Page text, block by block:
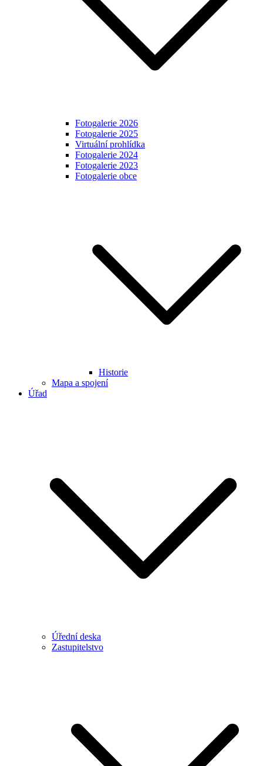
Fotogalerie 2026
Fotogalerie 2025
Virtuální prohlídka
Fotogalerie 2024
Fotogalerie 2023
Fotogalerie obce
Historie
Mapa a spojení
Úřad
Úřední deska
Zastupitelstvo